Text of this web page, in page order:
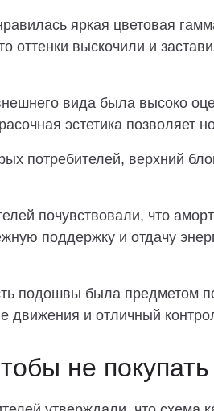
яркая цветовая
оттенки выскочили и
вида была высоко
эстетика позволяет
потребителей, верхний
почувствовали, что
поддержку и отдачу
подошвы была предметом
движения и отличный
не покупать